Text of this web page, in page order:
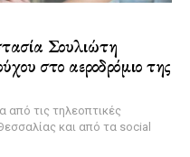
Σουλιώτη
στο αεροδρόμιο της
τις τηλεοπτικές
και από τα social